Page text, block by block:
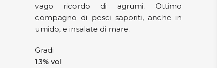
vago ricordo di agrumi. Ottimo
compagno di pesci saporiti, anche in
umido, e insalate di mare.
Gradi
13% vol